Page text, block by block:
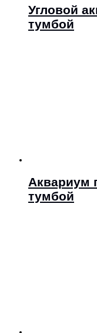
Угловой
тумбой
Аквариум
тумбой